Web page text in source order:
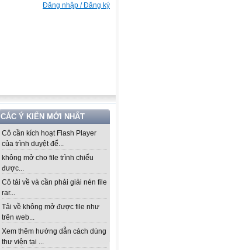
Đăng nhập / Đăng ký
CÁC Ý KIẾN MỚI NHẤT
Cô cần kích hoạt Flash Player
của trình duyệt để...
không mở cho file trình chiếu
được...
Cô tải về và cần phải giải nén file
rar...
Tải về không mở được file như
trên web...
Xem thêm hướng dẫn cách dùng
thư viện tại ...